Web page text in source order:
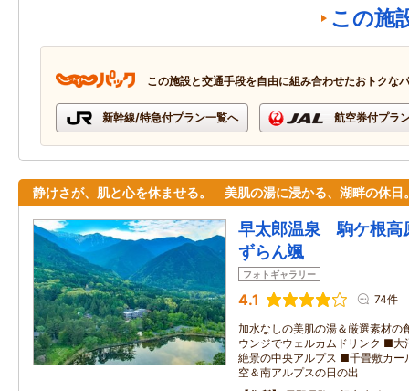
この施
この施設と交通手段を自由に組み合わせたおトクな
新幹線/特急付プラン一覧へ 航空券付プラ
静けさが、肌と心を休ませる。 美肌の湯に浸かる、湖畔の休日
早太郎温泉 駒ケ根
ずらん颯
フォトギャラリー
4.1 74件
加水なしの美肌の湯＆厳選素材
ウンジでウェルカムドリンク ■大
絶景の中央アルプス ■千畳敷カ
空＆南アルプスの日の出